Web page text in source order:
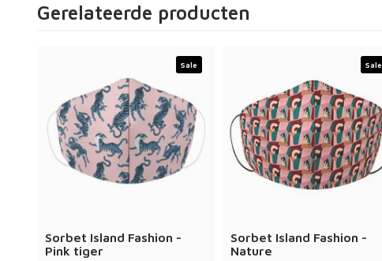
Gerelateerde producten
Sale
Sorbet Island Fashion -
Pink tiger
Sale
Sorbet Island Fashion -
Nature